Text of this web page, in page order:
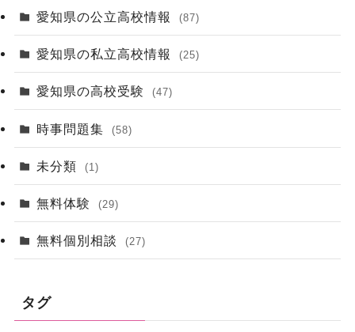
愛知県の公立高校情報 (87)
愛知県の私立高校情報 (25)
愛知県の高校受験 (47)
時事問題集 (58)
未分類 (1)
無料体験 (29)
無料個別相談 (27)
タグ